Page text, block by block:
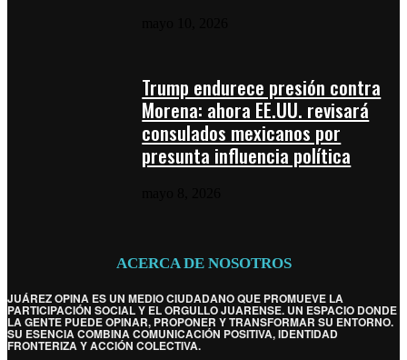
Trump endurece presión contra
Morena: ahora EE.UU. revisará
consulados mexicanos por
presunta influencia política
ACERCA DE NOSOTROS
JUÁREZ OPINA ES UN MEDIO CIUDADANO QUE PROMUEVE LA
PARTICIPACIÓN SOCIAL Y EL ORGULLO JUARENSE. UN ESPACIO DONDE
LA GENTE PUEDE OPINAR, PROPONER Y TRANSFORMAR SU ENTORNO.
SU ESENCIA COMBINA COMUNICACIÓN POSITIVA, IDENTIDAD
FRONTERIZA Y ACCIÓN COLECTIVA.